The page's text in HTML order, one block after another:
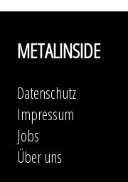
METALINSIDE
Datenschutz
Impressum
Jobs
Über uns